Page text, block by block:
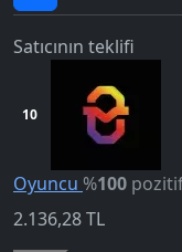
Satıcının teklifi
10
Oyuncu %100
2.136,28TL